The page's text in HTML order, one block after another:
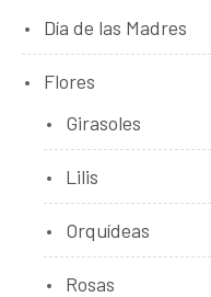
Día de las Madres
Flores
Girasoles
Lilis
Orquídeas
Rosas